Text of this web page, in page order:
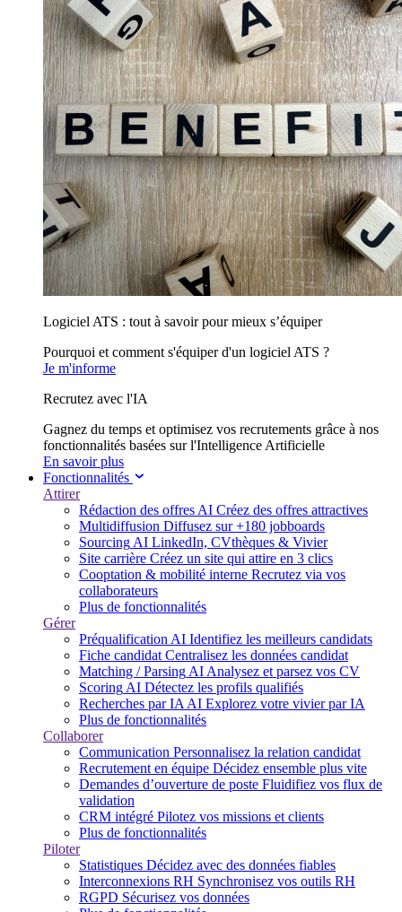
Logiciel ATS : tout à savoir pour mieux s’équiper
Pourquoi et comment s'équiper d'un logiciel ATS ?
Je m'informe
Recrutez avec l'IA
Gagnez du temps et optimisez vos recrutements grâce à nos
fonctionnalités basées sur l'Intelligence Artificielle
En savoir plus
Fonctionnalités
Attirer
Rédaction des offres AI Créez des offres attractives
Multidiffusion Diffusez sur +180 jobboards
Sourcing AI LinkedIn, CVthèques & Vivier
Site carrière Créez un site qui attire en 3 clics
Cooptation & mobilité interne Recrutez via vos
collaborateurs
Plus de fonctionnalités
Gérer
Préqualification AI Identifiez les meilleurs candidats
Fiche candidat Centralisez les données candidat
Matching / Parsing AI Analysez et parsez vos CV
Scoring AI Détectez les profils qualifiés
Recherches par IA AI Explorez votre vivier par IA
Plus de fonctionnalités
Collaborer
Communication Personnalisez la relation candidat
Recrutement en équipe Décidez ensemble plus vite
Demandes d’ouverture de poste Fluidifiez vos flux de
validation
CRM intégré Pilotez vos missions et clients
Plus de fonctionnalités
Piloter
Statistiques Décidez avec des données fiables
Interconnexions RH Synchronisez vos outils RH
RGPD Sécurisez vos données